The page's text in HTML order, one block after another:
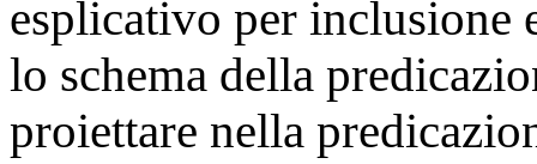
esplicativo per inclusione
lo schema della
proiettare nella